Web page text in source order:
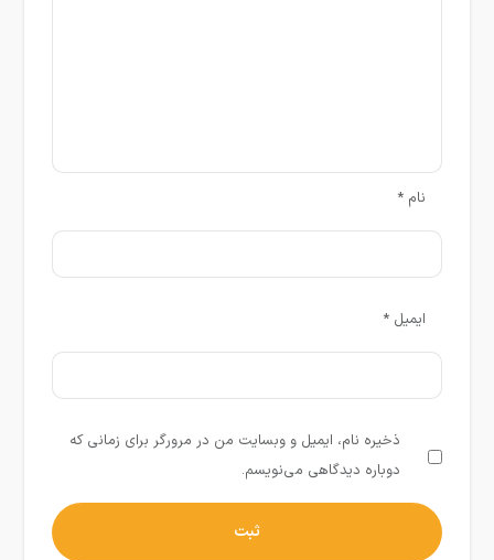
نام*
ایمیل*
ذخیره نام، ایمیل و وبسایت من در مرورگر برای زمانی که
دوباره دیدگاهی می‌نویسم.